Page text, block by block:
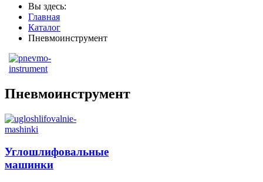
Вы здесь:
Главная
Каталог
Пневмоинструмент
Пневмоинструмент
Углошлифовальные
машинки